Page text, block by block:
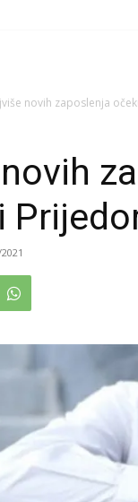
novih zaposlenja